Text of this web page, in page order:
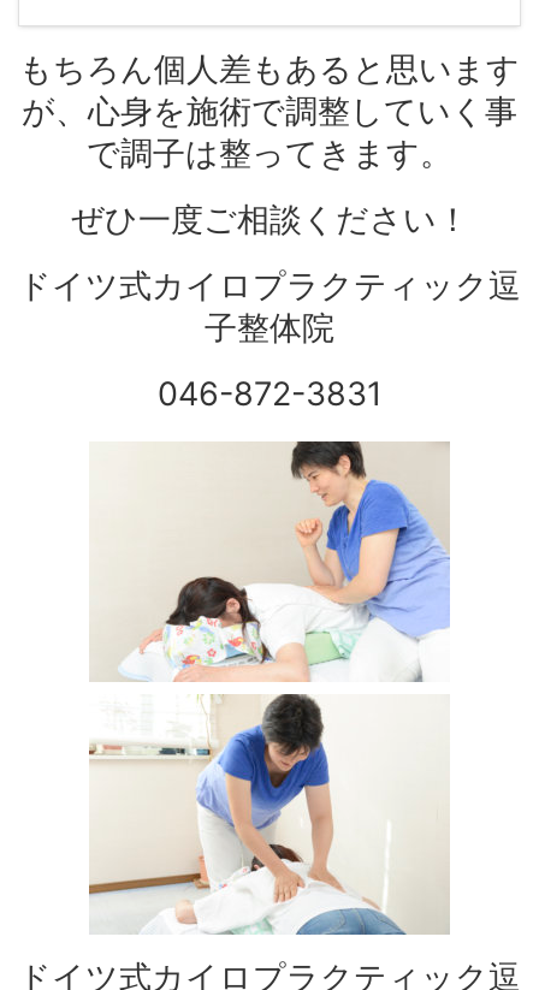
もちろん個人差もあると思います
が、心身を施術で調整していく事
で調子は整ってきます。
ぜひ一度ご相談ください！
ドイツ式カイロプラクティック逗
子整体院
046-872-3831
ドイツ式カイロプラクティック逗